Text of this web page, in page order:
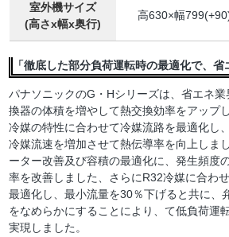
室外機サイズ
(高さx幅x奥行)
高630×幅
「徹底した部分負荷運転時の最適化で、省
パナソニックのG・Hシリーズは、省エネ
換器の体積を増やして熱交換効率をアップ
冷媒の特性に合わせて冷媒流路を最適化し
冷媒流速を増加させて熱伝導率を向上しま
ーター改善及び容積の最適化に、発生頻度
率を改善しました、さらにR32冷媒に合わ
最適化し、最小流量を30％下げると共に、
をなめらかにすることにより、て低負荷運
実現しました。